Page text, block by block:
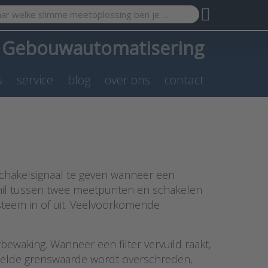
term. Results will appear automatically as you type.
Gebouwautomatisering
service blog over ons contact
te geven wanneer een
tussen twee meetpunten en schakelen
in of uit. Veelvoorkomende
Wanneer een filter vervuild raakt,
grenswaarde wordt overschreden,